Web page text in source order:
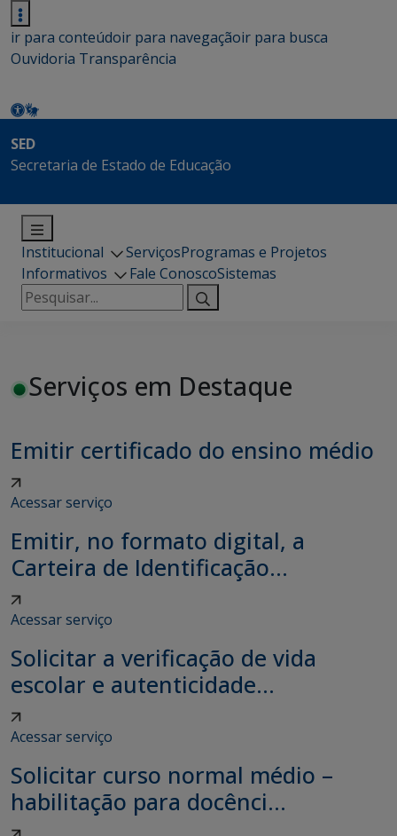
ir para conteúdoir para navegaçãoir para busca
Ouvidoria Transparência
SED
Secretaria de Estado de Educação
Institucional ServiçosProgramas e Projetos
Informativos
Fale ConoscoSistemas
Pesquisar
por:
Serviços em Destaque
Emitir certificado do ensino médio
Acessar serviço
Emitir, no formato digital, a
Carteira de Identificação...
Acessar serviço
Solicitar a verificação de vida
escolar e autenticidade...
Acessar serviço
Solicitar curso normal médio –
habilitação para docênci...